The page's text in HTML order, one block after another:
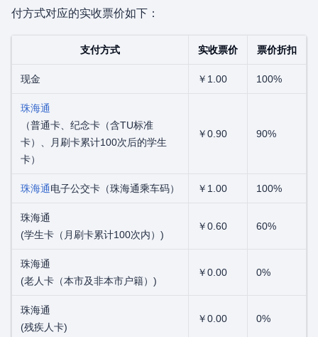
付方式对应的实收票价如下：
支付方式 实收票价 票价折扣
现金 ￥1.00 100%
珠海通
（普通卡、纪念卡（含TU标准
卡）、月刷卡累计100次后的学生
卡）
￥0.90 90%
珠海通电子公交卡（珠海通乘车码） ￥1.00 100%
珠海通
(学生卡（月刷卡累计100次内）)
￥0.60 60%
珠海通
(老人卡（本市及非本市户籍）)
￥0.00 0%
珠海通
(残疾人卡)
￥0.00 0%